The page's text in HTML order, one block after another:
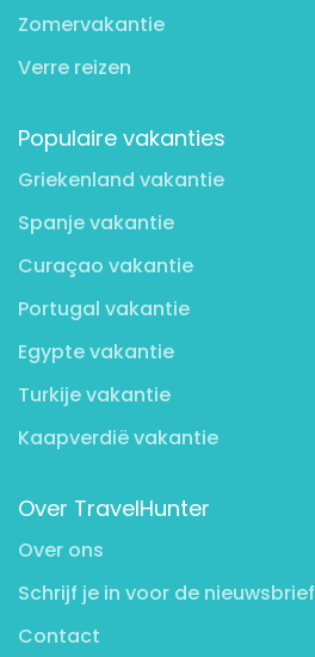
Zomervakantie
Verre reizen
Populaire vakanties
Griekenland vakantie
Spanje vakantie
Curaçao vakantie
Portugal vakantie
Egypte vakantie
Turkije vakantie
Kaapverdië vakantie
Over TravelHunter
Over ons
Schrijf je in voor de nieuwsbrief
Contact